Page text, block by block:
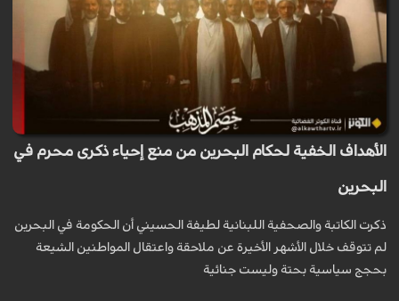
الأهداف الخفية لحكام البحرين من منع إحياء ذكرى محرم في
البحرين
ذكرت الكاتبة والصحفية اللبنانية لطيفة الحسيني أن الحكومة في البحرين
لم تتوقف خلال الأشهر الأخيرة عن ملاحقة واعتقال المواطنين الشيعة
بحجج سياسية بحتة وليست جنائية